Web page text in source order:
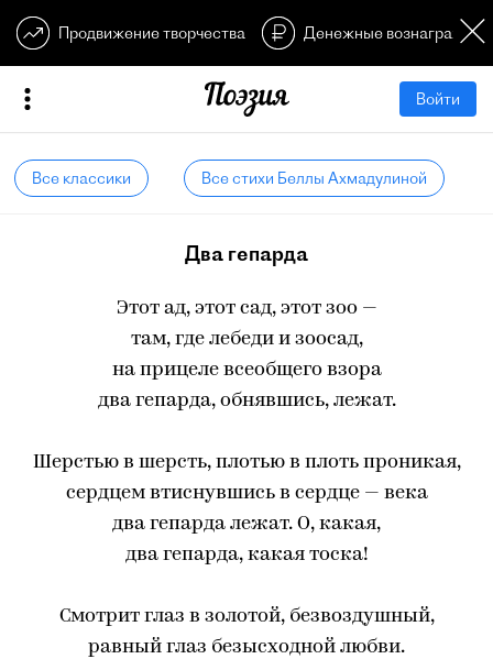
Продвижение творчества Денежные
Войти
Все классики Все стихи Беллы Ахмадулиной
Два гепарда
Этот ад, этот сад, этот зоо —
там, где лебеди и зоосад,
на прицеле всеобщего взора
два гепарда, обнявшись, лежат.
Шерстью в шерсть, плотью в плоть проникая,
сердцем втиснувшись в сердце — века
два гепарда лежат. О, какая,
два гепарда, какая тоска!
Смотрит глаз в золотой, безвоздушный,
равный глаз безысходной любви.